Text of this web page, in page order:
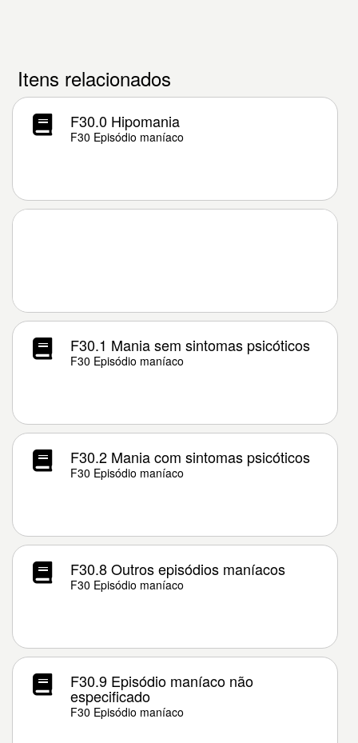
Itens relacionados
F30.0 Hipomania
F30 Episódio maníaco
F30.1 Mania sem sintomas psicóticos
F30 Episódio maníaco
F30.2 Mania com sintomas psicóticos
F30 Episódio maníaco
F30.8 Outros episódios maníacos
F30 Episódio maníaco
F30.9 Episódio maníaco não
especificado
F30 Episódio maníaco